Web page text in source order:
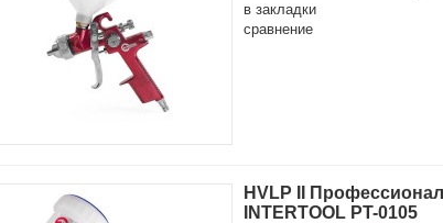
в закладки
сравнение
HVLP II
INTERTOOL PT-0105